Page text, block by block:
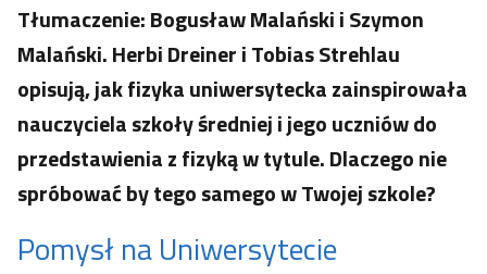
Tłumaczenie: Bogusław Malański i Szymon
Malański. Herbi Dreiner i Tobias Strehlau
opisują, jak fizyka uniwersytecka zainspirowała
nauczyciela szkoły średniej i jego uczniów do
przedstawienia z fizyką w tytule. Dlaczego nie
spróbować by tego samego w Twojej szkole?
Pomysł na Uniwersytecie